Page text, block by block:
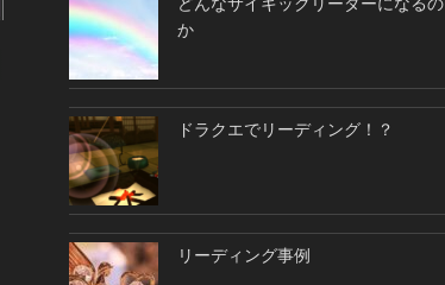
か
ドラクエでリーディング！？
リーディング事例